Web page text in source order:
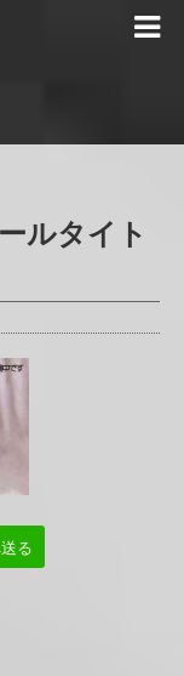
ルタイト
る